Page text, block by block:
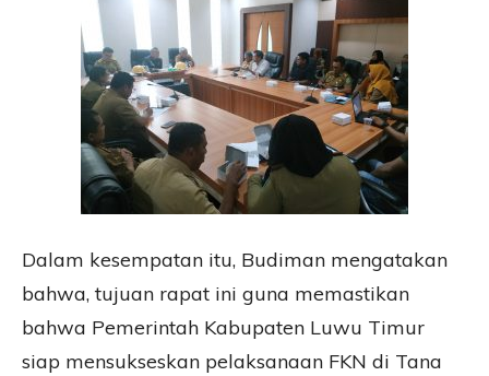
Dalam kesempatan itu, Budiman mengatakan
bahwa, tujuan rapat ini guna memastikan
bahwa Pemerintah Kabupaten Luwu Timur
siap mensukseskan pelaksanaan FKN di Tana